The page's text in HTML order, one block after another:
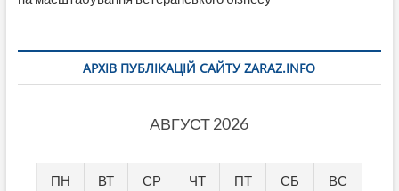
АРХІВ ПУБЛІКАЦІЙ САЙТУ ZARAZ.INFO
АВГУСТ 2026
ПН ВТ СР ЧТ ПТ СБ ВС